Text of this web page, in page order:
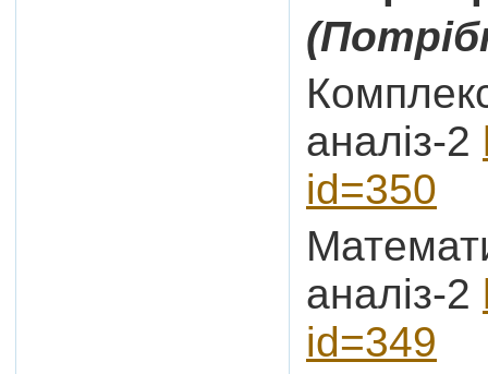
аналіз-2
id=350
аналіз-2
id=349